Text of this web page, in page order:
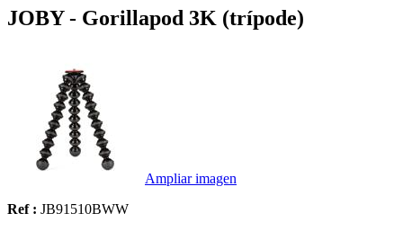
JOBY - Gorillapod 3K (trípode)
Ampliar imagen
Ref : JB91510BWW